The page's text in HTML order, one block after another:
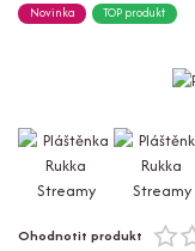
Novinka TOP produkt
Ohodnotit produkt